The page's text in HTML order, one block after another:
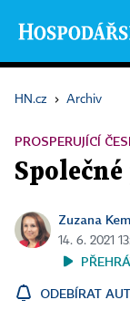
HN.cz › Archiv
PROSPERUJÍCÍ
Zuzana
14. 6. 2021
ODEBÍRAT